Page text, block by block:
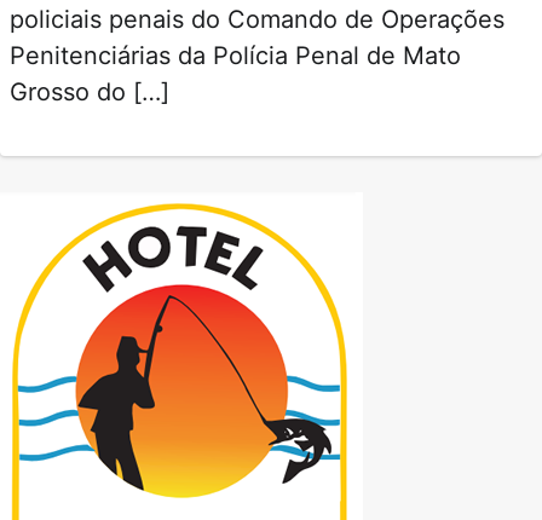
policiais penais do Comando de Operações
Penitenciárias da Polícia Penal de Mato
Grosso do […]